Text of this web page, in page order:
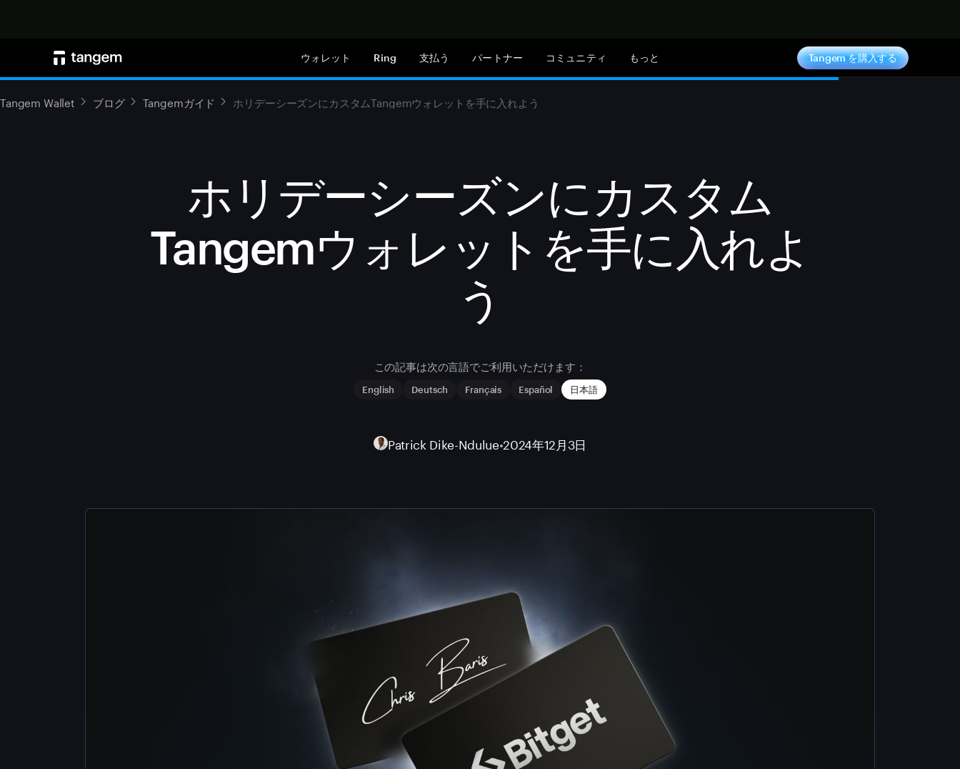
ウォレット Ring 支払う パートナー コミュニティ もっと Tangem を購入する
Tangem Wallet ブログ Tangemガイド ホリデーシーズンにカスタムTangemウォレットを手に入れよう
ホリデーシーズンにカスタム
Tangemウォレットを手に入れよ
う
この記事は次の言語でご利用いただけます：
English Deutsch Français Español 日本語
Patrick Dike-Ndulue•2024年12月3日